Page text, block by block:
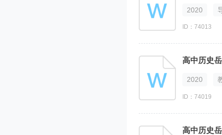
2020
ID：74013
高中历史
2020
ID：74019
高中历史